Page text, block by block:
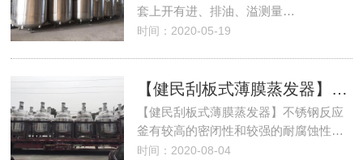
套上开有进、排油、溢测量…
时间：2020-05-19
【健民刮板式薄膜蒸发器】不锈钢
【健民刮板式薄膜蒸发器】不锈钢反应
釜有较高的密闭性和较强的耐腐蚀性…
时间：2020-08-04